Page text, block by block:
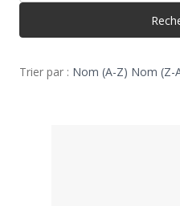
artiste
Trier par : Nom (A-Z) Nom (Z-